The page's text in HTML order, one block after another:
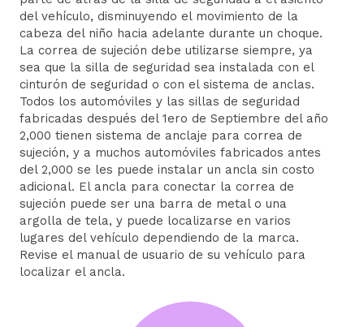
del vehículo, disminuyendo el movimiento de la
cabeza del niño hacia adelante durante un choque.
La correa de sujeción debe utilizarse siempre, ya
sea que la silla de seguridad sea instalada con el
cinturón de seguridad o con el sistema de anclas.
Todos los automóviles y las sillas de seguridad
fabricadas después del 1ero de Septiembre del año
2,000 tienen sistema de anclaje para correa de
sujeción, y a muchos automóviles fabricados antes
del 2,000 se les puede instalar un ancla sin costo
adicional. El ancla para conectar la correa de
sujeción puede ser una barra de metal o una
argolla de tela, y puede localizarse en varios
lugares del vehículo dependiendo de la marca.
Revise el manual de usuario de su vehículo para
localizar el ancla.